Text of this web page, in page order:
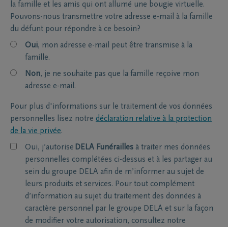
la famille et les amis qui ont allumé une bougie virtuelle.
Pouvons-nous transmettre votre adresse e-mail à la famille
du défunt pour répondre à ce besoin?
Oui, mon adresse e-mail peut être transmise à la
famille.
Non, je ne souhaite pas que la famille reçoive mon
adresse e-mail.
Pour plus d'informations sur le traitement de vos données
personnelles lisez notre déclaration relative à la protection
de la vie privée.
Oui, j’autorise DELA Funérailles à traiter mes données
personnelles complétées ci-dessus et à les partager au
sein du groupe DELA afin de m’informer au sujet de
leurs produits et services. Pour tout complément
d’information au sujet du traitement des données à
caractère personnel par le groupe DELA et sur la façon
de modifier votre autorisation, consultez notre